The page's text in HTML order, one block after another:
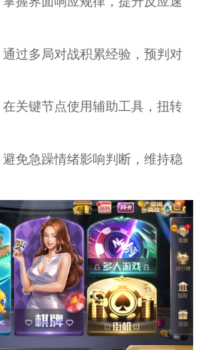
过多局对战积累经验，预判对
关键节点使用辅助工具，扭转
免急躁情绪影响判断，维持稳